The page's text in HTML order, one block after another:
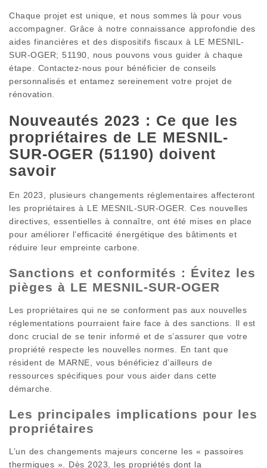
Chaque projet est unique, et nous sommes là pour vous
accompagner. Grâce à notre connaissance approfondie des
aides financières et des dispositifs fiscaux à LE MESNIL-
SUR-OGER; 51190, nous pouvons vous guider à chaque
étape. Contactez-nous pour bénéficier de conseils
personnalisés et entamez sereinement votre projet de
rénovation.
Nouveautés 2023 : Ce que les
propriétaires de LE MESNIL-
SUR-OGER (51190) doivent
savoir
En 2023, plusieurs changements réglementaires affecteront
les propriétaires à LE MESNIL-SUR-OGER. Ces nouvelles
directives, essentielles à connaître, ont été mises en place
pour améliorer l’efficacité énergétique des bâtiments et
réduire leur empreinte carbone.
Sanctions et conformités : Évitez les
pièges à LE MESNIL-SUR-OGER
Les propriétaires qui ne se conforment pas aux nouvelles
réglementations pourraient faire face à des sanctions. Il est
donc crucial de se tenir informé et de s’assurer que votre
propriété respecte les nouvelles normes. En tant que
résident de MARNE, vous bénéficiez d’ailleurs de
ressources spécifiques pour vous aider dans cette
démarche.
Les principales implications pour les
propriétaires
L’un des changements majeurs concerne les « passoires
thermiques ». Dès 2023, les propriétés dont la